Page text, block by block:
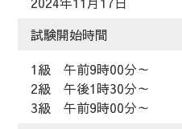
試験開始時間
1級 午前9時00分～
2級 午後1時30分～
3級 午前9時00分～